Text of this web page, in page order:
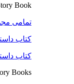
Book
تمامی
کتاب
کتاب
Books